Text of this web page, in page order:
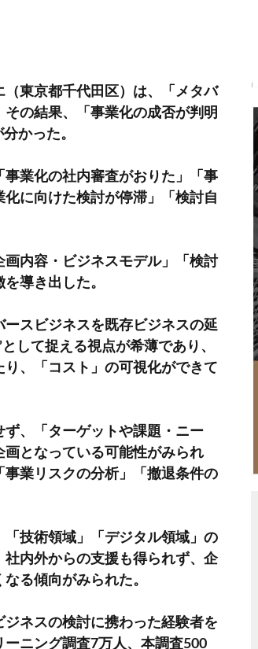
東京都千代田区）は、「メタバ
の結果、「事業化の成否が判明
かった。
業化の社内審査がおりた」「事
に向けた検討が停滞」「検討自
内容・ビジネスモデル」「検討
導き出した。
スビジネスを既存ビジネスの延
して捉える視点が希薄であり、
り、「コスト」の可視化ができて
、「ターゲットや課題・ニー
となっている可能性がみられ
業リスクの分析」「撤退条件の
技術領域」「デジタル領域」の
内外からの支援も得られず、企
る傾向がみられた。
ネスの検討に携わった経験者を
ニング調査7万人、本調査500